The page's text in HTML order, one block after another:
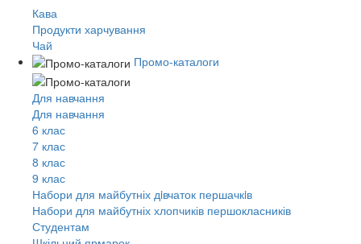
Кава
Продукти харчування
Чай
Промо-каталоги
Для навчання
Для навчання
6 клас
7 клас
8 клас
9 клас
Набори для майбутніх дiвчаток першачкiв
Набори для майбутніх хлопчиків першокласників
Студентам